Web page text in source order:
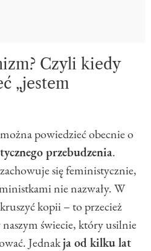
Czyli kiedy
„jestem
powiedzieć obecnie o
przebudzenia.
się feministycznie,
nie nazwały. W
kopii – to przecież
świecie, który usilnie
Jednakja od kilku lat